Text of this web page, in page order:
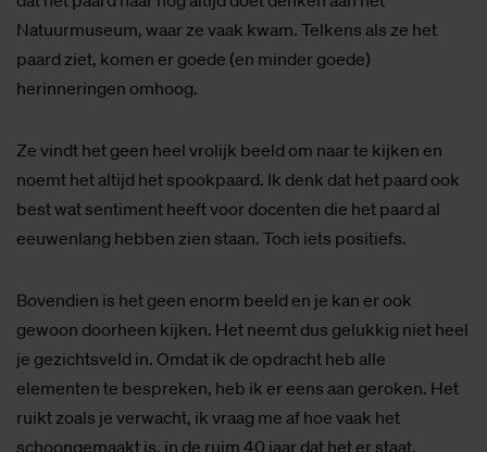
Natuurmuseum, waar ze vaak kwam. Telkens als ze het
paard ziet, komen er goede (en minder goede)
herinneringen omhoog.
Ze vindt het geen heel vrolijk beeld om naar te kijken en
noemt het altijd het spookpaard. Ik denk dat het paard ook
best wat sentiment heeft voor docenten die het paard al
eeuwenlang hebben zien staan. Toch iets positiefs.
Bovendien is het geen enorm beeld en je kan er ook
gewoon doorheen kijken. Het neemt dus gelukkig niet heel
je gezichtsveld in. Omdat ik de opdracht heb alle
elementen te bespreken, heb ik er eens aan geroken. Het
ruikt zoals je verwacht, ik vraag me af hoe vaak het
schoongemaakt is, in de ruim 40 jaar dat het er staat.